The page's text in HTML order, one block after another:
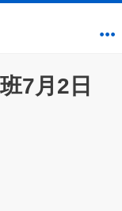
7月2日